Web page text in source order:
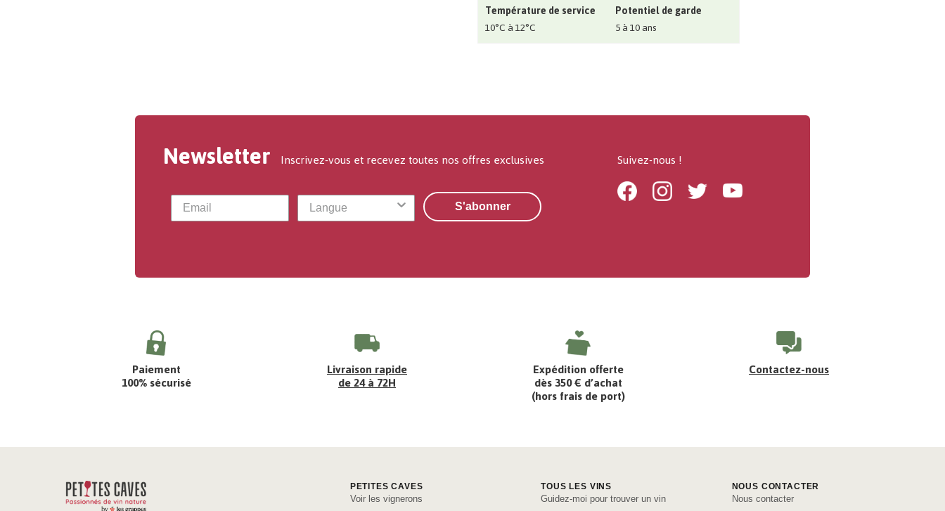
Température de service
10°C à 12°C
Potentiel de garde
5 à 10 ans
Newsletter Inscrivez-vous et recevez toutes nos offres exclusives
S'abonner
Suivez-nous !
FacebookInstagramTwitter Youtube
Paiement
100% sécurisé
Livraison rapide
de 24 à 72H
Expédition offerte
dès 350 € d’achat
(hors frais de port)
Contactez-nous
PETITES CAVES
Voir les vignerons
TOUS LES VINS
Guidez-moi pour trouver un vin
NOUS CONTACTER
Nous contacter